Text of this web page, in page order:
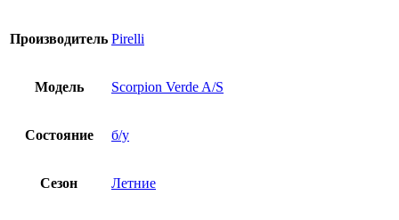
Производитель Pirelli
Модель Scorpion Verde A/S
Состояние б/у
Сезон Летние